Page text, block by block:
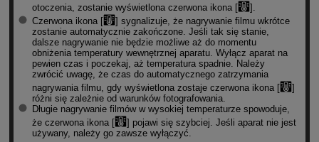
otoczenia, zostanie wyświetlona czerwona ikona [
].
Czerwona ikona [
] sygnalizuje, że nagrywanie filmu wkrótce
zostanie automatycznie zakończone. Jeśli tak się stanie,
dalsze nagrywanie nie będzie możliwe aż do momentu
obniżenia temperatury wewnętrznej aparatu. Wyłącz aparat na
pewien czas i poczekaj, aż temperatura spadnie. Należy
zwrócić uwagę, że czas do automatycznego zatrzymania
nagrywania filmu, gdy wyświetlona zostaje czerwona ikona [
]
różni się zależnie od warunków fotografowania.
Długie nagrywanie filmów w wysokiej temperaturze spowoduje,
że czerwona ikona [
] pojawi się szybciej. Jeśli aparat nie jest
używany, należy go zawsze wyłączyć.